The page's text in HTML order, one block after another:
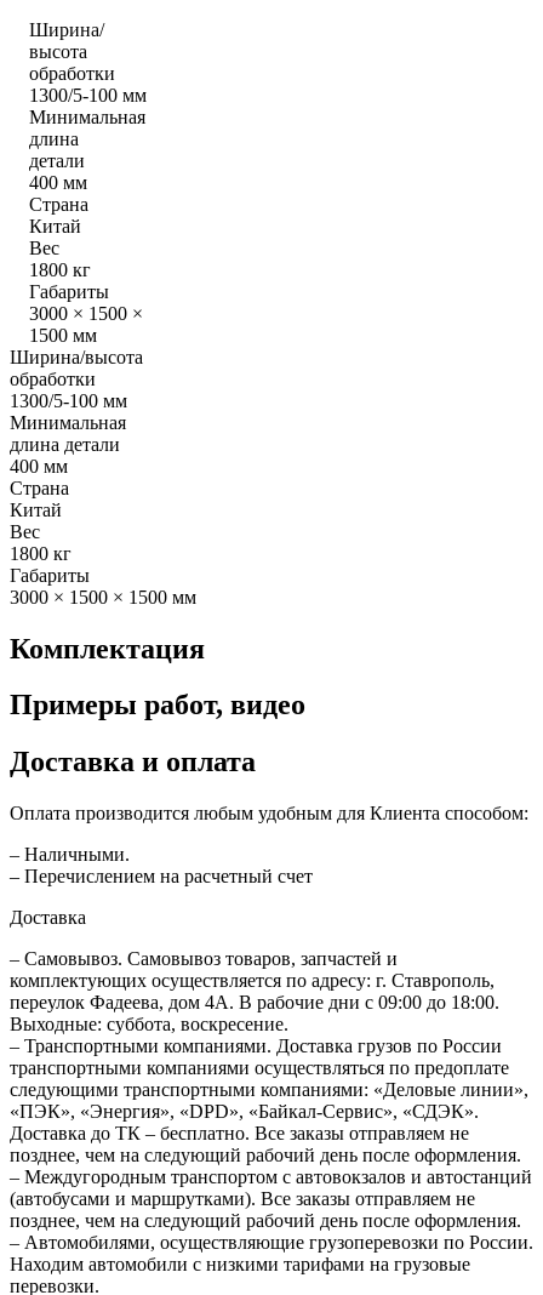
Ширина/
высота
обработки
1300/5-100 мм
Минимальная
длина
детали
400 мм
Страна
Китай
Вес
1800 кг
Габариты
3000 × 1500 ×
1500 мм
Ширина/высота
обработки
1300/5-100 мм
Минимальная
длина детали
400 мм
Страна
Китай
Вес
1800 кг
Габариты
3000 × 1500 × 1500 мм
Комплектация
Примеры работ, видео
Доставка и оплата
Оплата производится любым удобным для Клиента способом:
– Наличными.
– Перечислением на расчетный счет
Доставка
– Самовывоз. Самовывоз товаров, запчастей и
комплектующих осуществляется по адресу: г. Ставрополь,
переулок Фадеева, дом 4А. В рабочие дни с 09:00 до 18:00.
Выходные: суббота, воскресение.
– Транспортными компаниями. Доставка грузов по России
транспортными компаниями осуществляться по предоплате
следующими транспортными компаниями: «Деловые линии»,
«ПЭК», «Энергия», «DPD», «Байкал-Сервис», «СДЭК».
Доставка до ТК – бесплатно. Все заказы отправляем не
позднее, чем на следующий рабочий день после оформления.
– Междугородным транспортом с автовокзалов и автостанций
(автобусами и маршрутками). Все заказы отправляем не
позднее, чем на следующий рабочий день после оформления.
– Автомобилями, осуществляющие грузоперевозки по России.
Находим автомобили с низкими тарифами на грузовые
перевозки.